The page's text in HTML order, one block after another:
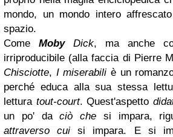
mondo, un mondo intero
spazio.
Come MobyDick, ma anche
irriproducibile (alla faccia di Pierre
Chisciotte, I miserabili è un
perché educa alla sua stessa
lettura tout-court. Quest'aspetto
un po' daciò che si impara,
attraverso cui si impara. E si